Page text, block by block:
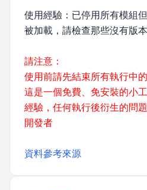
使用經驗：已停用所有模組
被加載，請檢查那些沒有版
請注意：
使用前請先結束所有執行中
這是一個免費、免安裝的小
經驗，任何執行後衍生的問
開發者
資料參考來源